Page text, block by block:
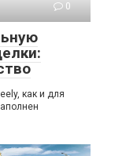
0
как и для